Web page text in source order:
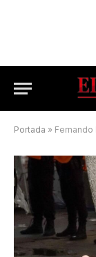
Portada » Fernando